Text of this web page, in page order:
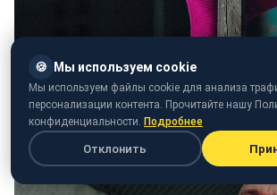
Тарас Цымбалюк (фото: instagram.com/
🍪 Мы используем cookie
Мы используем файлы cookie для анализа
персонализации контента. Прочитайте нашу
конфиденциальности. Подробнее
Отклонить